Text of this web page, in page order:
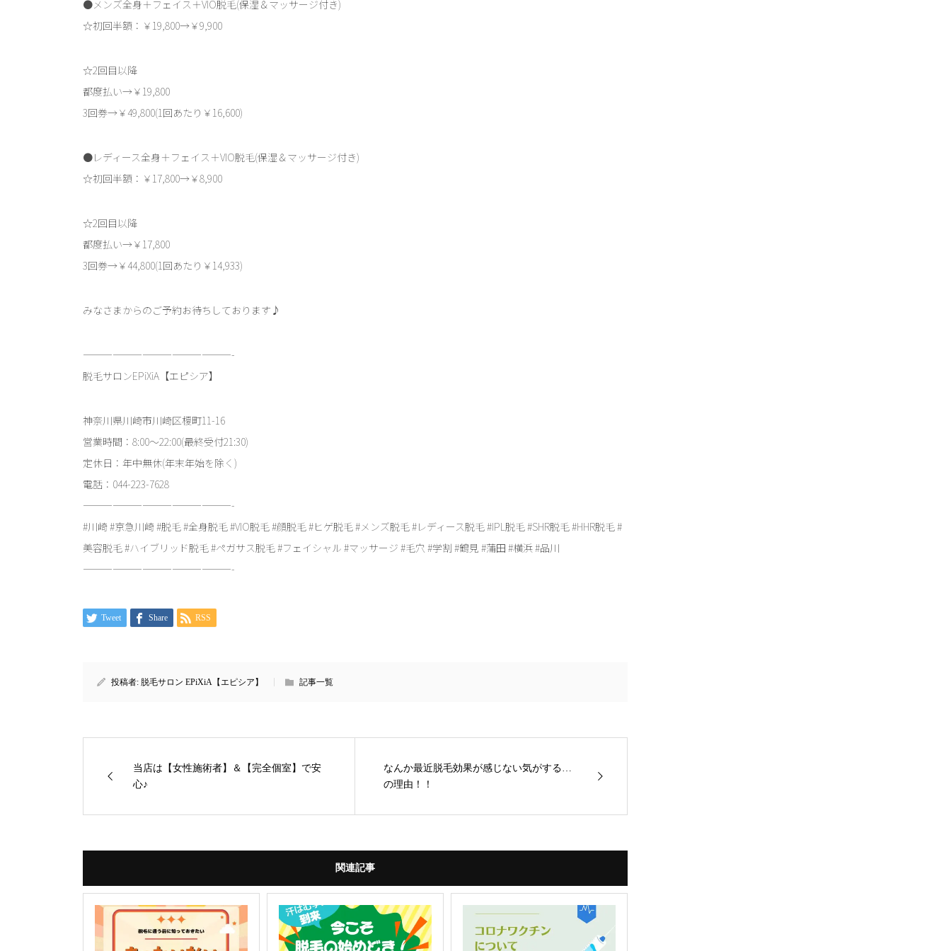
●メンズ全身＋フェイス＋VIO脱毛(保湿＆マッサージ付き)
☆初回半額：￥19,800→￥9,900
☆2回目以降
都度払い→￥19,800
3回券→￥49,800(1回あたり￥16,600)
●レディース全身＋フェイス＋VIO脱毛(保湿＆マッサージ付き)
☆初回半額：￥17,800→￥8,900
☆2回目以降
都度払い→￥17,800
3回券→￥44,800(1回あたり￥14,933)
みなさまからのご予約お待ちしております♪
———————————————-
脱毛サロンEPiXiA【エピシア】
神奈川県川崎市川崎区榎町11-16
営業時間：8:00～22:00(最終受付21:30)
定休日：年中無休(年末年始を除く)
電話：044-223-7628
———————————————-
#川崎 #京急川崎 #脱毛 #全身脱毛 #VIO脱毛 #顔脱毛 #ヒゲ脱毛 #メンズ脱毛 #レディース脱毛 #IPL脱毛 #SHR脱毛 #HHR脱毛 #
美容脱毛 #ハイブリッド脱毛 #ペガサス脱毛 #フェイシャル #マッサージ #毛穴 #学割 #鶴見 #蒲田 #横浜 #品川
———————————————-
Tweet Share RSS
投稿者: 脱毛サロン EPiXiA【エピシア】 記事一覧
当店は【女性施術者】＆【完全個室】で安
心♪
なんか最近脱毛効果が感じない気がする…
の理由！！
関連記事